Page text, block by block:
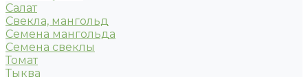
Салат
Свекла, мангольд
Семена мангольда
Семена свеклы
Томат
Тыква